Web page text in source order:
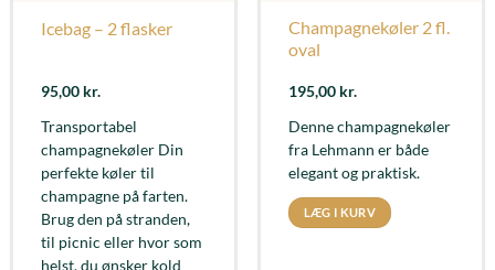
Icebag – 2 flasker
95,00 kr.
Transportabel
champagnekøler Din
perfekte køler til
champagne på farten.
Brug den på stranden,
til picnic eller hvor som
helst, du ønsker kold
Champagnekøler 2 fl.
oval
195,00 kr.
Denne champagnekøler
fra Lehmann er både
elegant og praktisk.
LÆG I KURV